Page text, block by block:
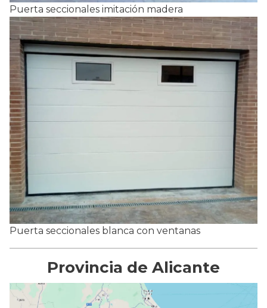
Puerta seccionales imitación madera
Puerta seccionales blanca con ventanas
Provincia de Alicante